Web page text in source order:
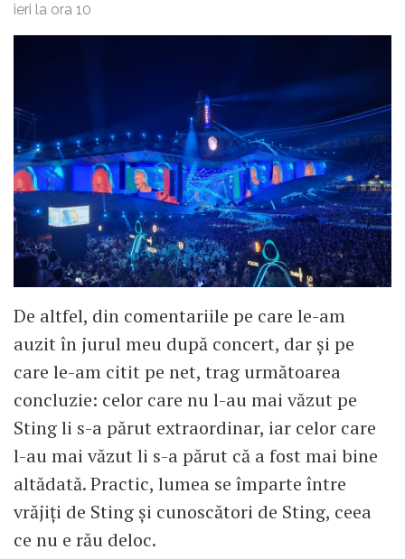
ieri la ora 10
De altfel, din comentariile pe care le-am
auzit în jurul meu după concert, dar și pe
care le-am citit pe net, trag următoarea
concluzie: celor care nu l-au mai văzut pe
Sting li s-a părut extraordinar, iar celor care
l-au mai văzut li s-a părut că a fost mai bine
altădată. Practic, lumea se împarte între
vrăjiți de Sting și cunoscători de Sting, ceea
ce nu e rău deloc.